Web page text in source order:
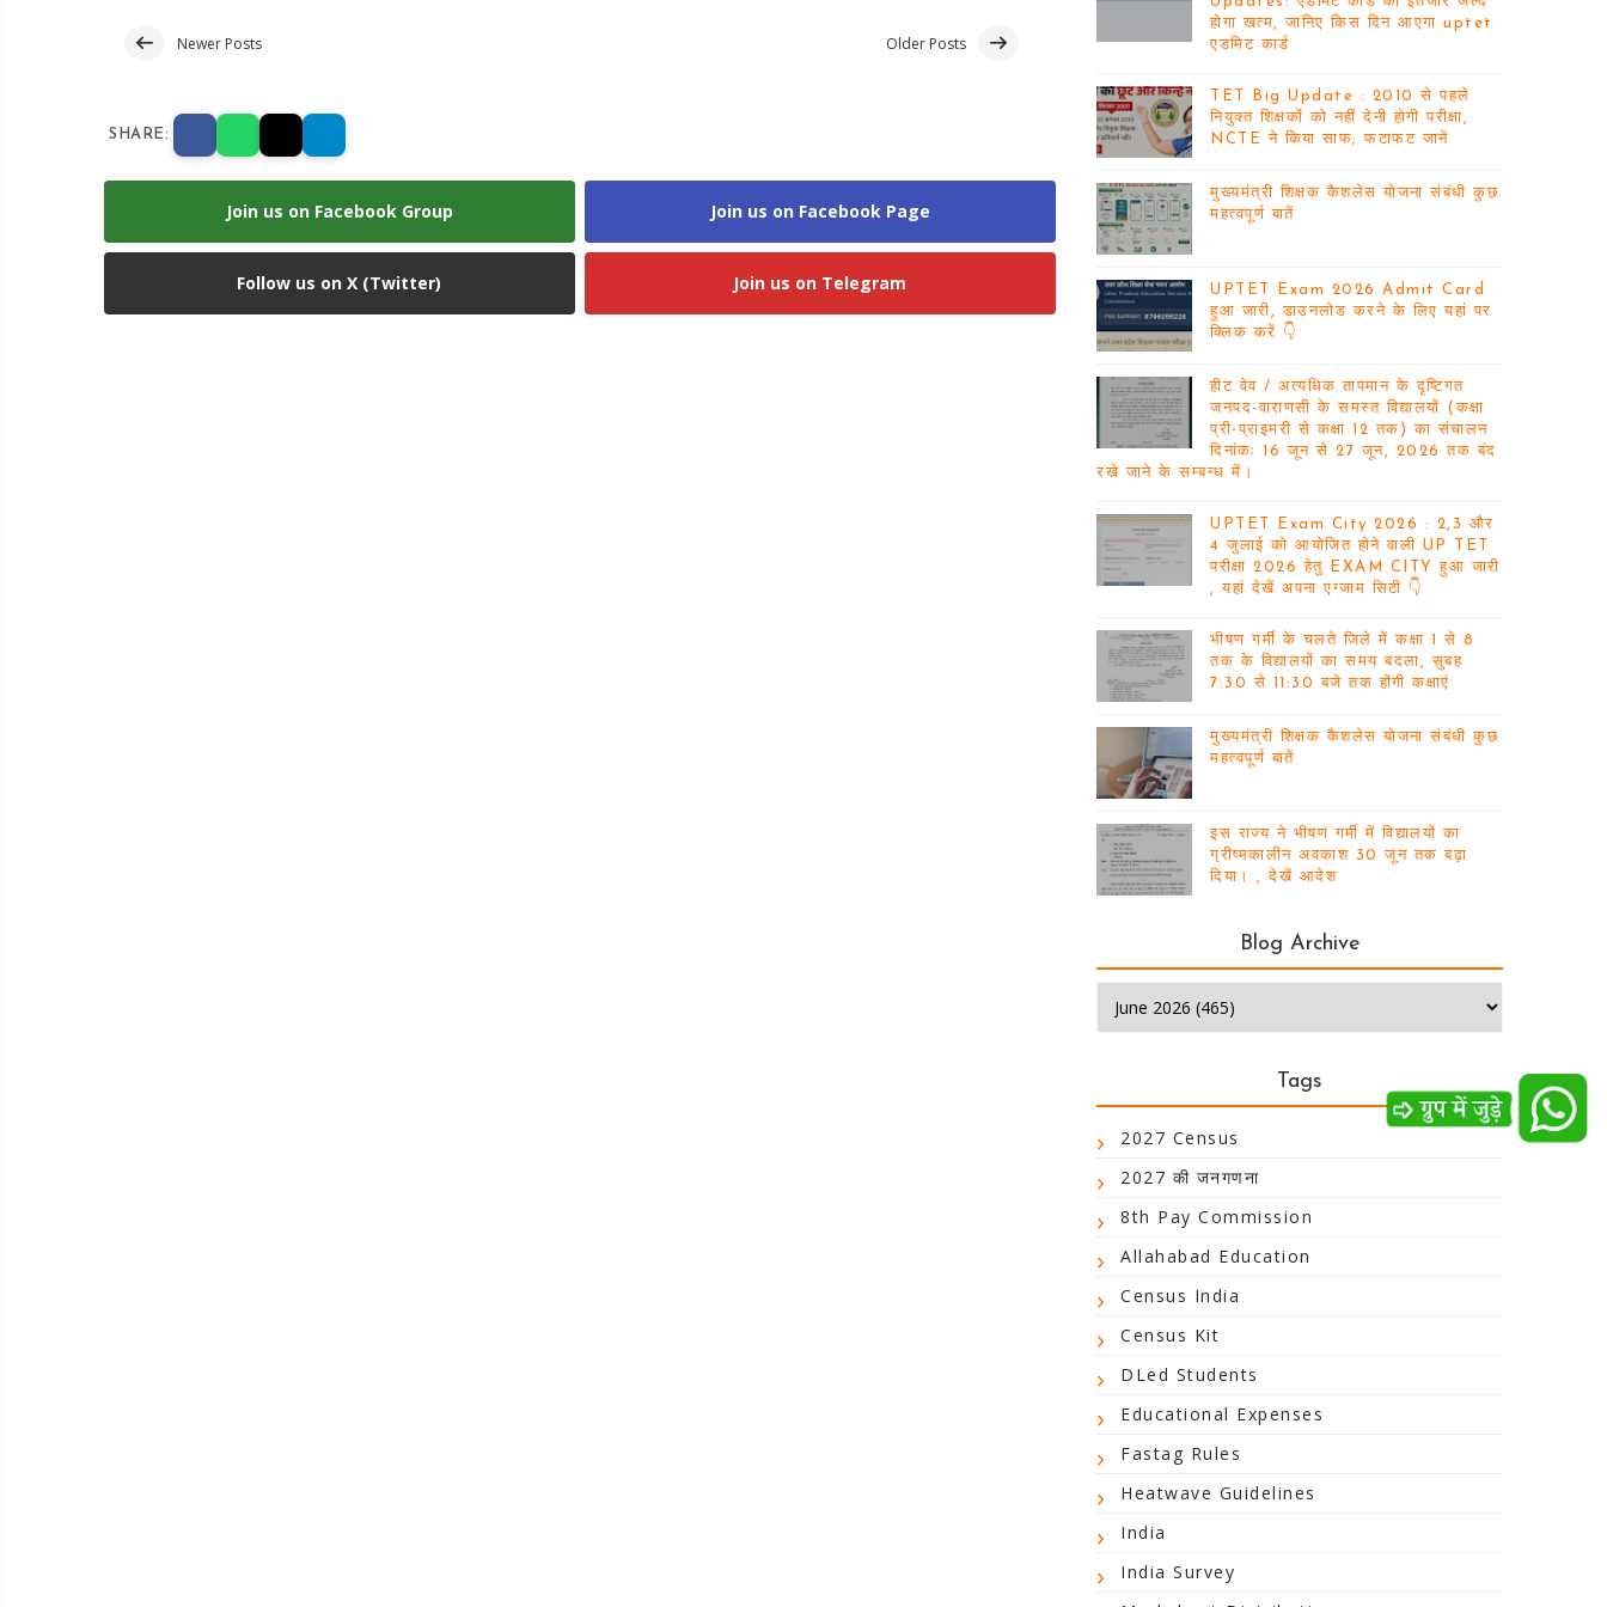
Newer Posts Older Posts
SHARE:
Join us on Facebook Group Join us on Facebook Page
Follow us on X (Twitter) Join us on Telegram
होगा खत्म, जानिए किस दिन आएगा uptet
एडमिट कार्ड
TET Big Update : 2010 से पहले
नियुक्त शिक्षकों को नहीं देनी होगी परीक्षा,
NCTE ने किया साफ; फटाफट जानें
मुख्यमंत्री शिक्षक कैशलेस योजना संबंधी कुछ
महत्वपूर्ण बातें
UPTET Exam 2026 Admit Card
हुआ जारी, डाउनलोड करने के लिए यहां पर
क्लिक करें 👇
हीट वेव / अत्यधिक तापमान के दृष्टिगत
जनपद-वाराणसी के समस्त विद्यालयों (कक्षा
प्री-प्राइमरी से कक्षा 12 तक) का संचालन
दिनांकः 16 जून से 27 जून, 2026 तक बंद
रखे जाने के सम्बन्ध में।
UPTET Exam City 2026 : 2,3 और
4 जुलाई को आयोजित होने वाली UP TET
परीक्षा 2026 हेतु EXAM CITY हुआ जारी
, यहां देखें अपना एग्जाम सिटी 👇
भीषण गर्मी के चलते जिले में कक्षा 1 से 8
तक के विद्यालयों का समय बदला, सुबह
7:30 से 11:30 बजे तक होंगी कक्षाएं
मुख्यमंत्री शिक्षक कैशलेस योजना संबंधी कुछ
महत्वपूर्ण बातें
इस राज्य ने भीषण गर्मी में विद्यालयों का
ग्रीष्मकालीन अवकाश 30 जून तक बढ़ा
दिया। , देखें आदेश
Blog Archive
Tags
2027 Census
2027 की जनगणना
8th Pay Commission
Allahabad Education
Census India
Census Kit
DLed Students
Educational Expenses
Fastag Rules
Heatwave Guidelines
India
India Survey